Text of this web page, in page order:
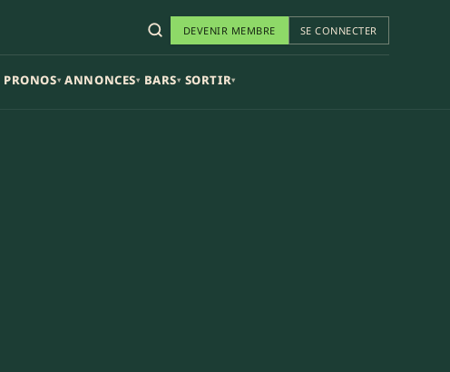
DEVENIR MEMBRE SE CONNECTER
PRONOS▾ ANNONCES▾ BARS▾ SORTIR▾